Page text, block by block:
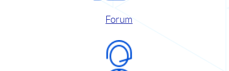
Forum